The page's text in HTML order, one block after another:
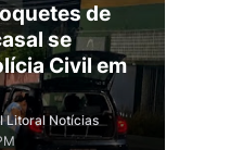
de
se
Civil em
Litoral Notícias